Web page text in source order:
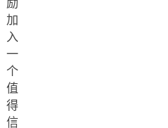
励
加
入
一
个
值
得
信